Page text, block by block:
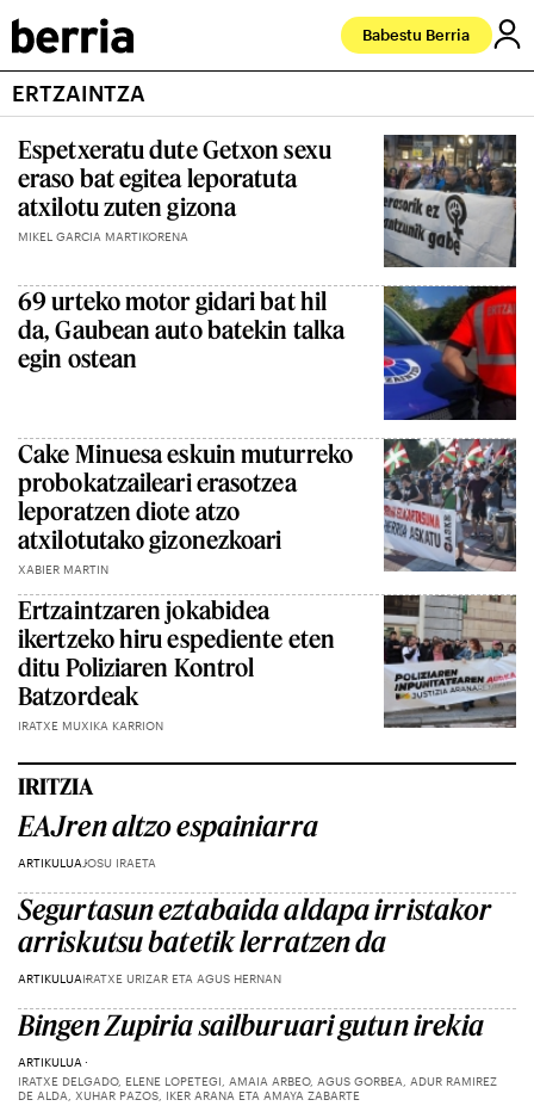
Babestu Berria
ERTZAINTZA
Espetxeratu dute Getxon sexu
eraso bat egitea leporatuta
atxilotu zuten gizona
MIKEL GARCIA MARTIKORENA
69 urteko motor gidari bat hil
da, Gaubean auto batekin talka
egin ostean
Cake Minuesa eskuin muturreko
probokatzaileari erasotzea
leporatzen diote atzo
atxilotutako gizonezkoari
XABIER MARTIN
Ertzaintzaren jokabidea
ikertzeko hiru espediente eten
ditu Poliziaren Kontrol
Batzordeak
IRATXE MUXIKA KARRION
IRITZIA
EAJren altzo espainiarra
ARTIKULUA JOSU IRAETA
Segurtasun eztabaida aldapa irristakor
arriskutsu batetik lerratzen da
ARTIKULUAIRATXE URIZAR ETA AGUS HERNAN
Bingen Zupiria sailburuari gutun irekia
ARTIKULUA
IRATXE DELGADO, ELENE LOPETEGI, AMAIA ARBEO, AGUS GORBEA, ADUR RAMIREZ
DE ALDA, XUHAR PAZOS, IKER ARANA ETA AMAYA ZABARTE